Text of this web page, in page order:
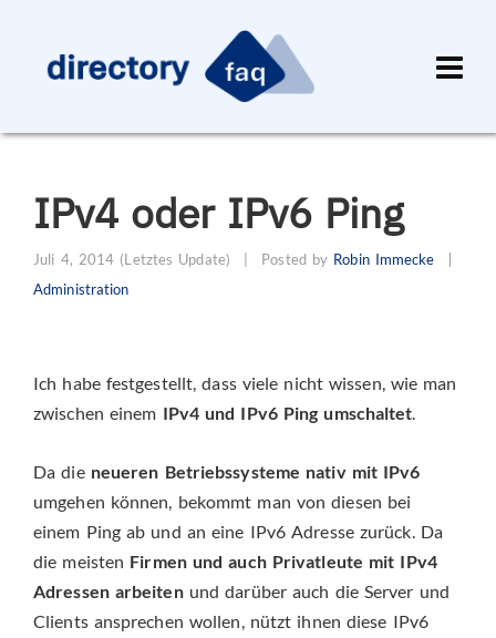
IPv4 oder IPv6 Ping
Juli 4, 2014 (Letztes Update) Posted by Robin Immecke
Administration
Ich habe festgestellt, dass viele nicht wissen, wie man
zwischen einem IPv4 und IPv6 Ping umschaltet.
Da die neueren Betriebssysteme nativ mit IPv6
umgehen können, bekommt man von diesen bei
einem Ping ab und an eine IPv6 Adresse zurück. Da
die meisten Firmen und auch Privatleute mit IPv4
Adressen arbeitenund darüber auch die Server und
Clients ansprechen wollen, nützt ihnen diese IPv6